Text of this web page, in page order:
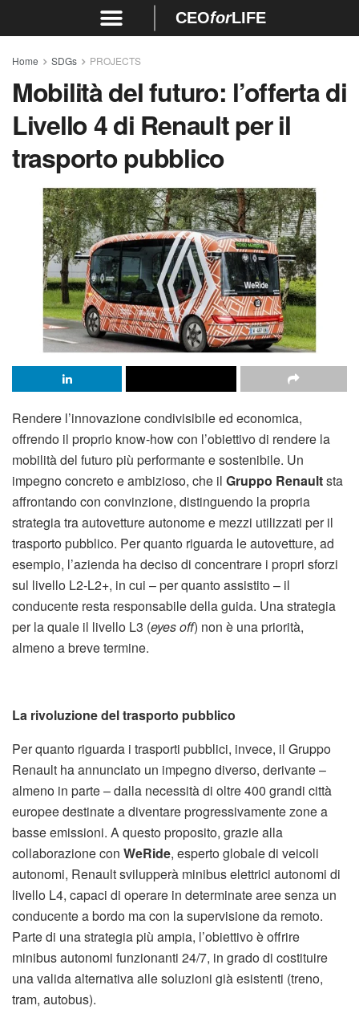
CEOforLIFE
Home SDGs PROJECTS
Mobilità del futuro: l’offerta di
Livello 4 di Renault per il
trasporto pubblico
Rendere l’innovazione condivisibile ed economica,
offrendo il proprio know-how con l’obiettivo di rendere la
mobilità del futuro più performante e sostenibile. Un
impegno concreto e ambizioso, che il Gruppo Renaultsta
affrontando con convinzione, distinguendo la propria
strategia tra autovetture autonome e mezzi utilizzati per il
trasporto pubblico. Per quanto riguarda le autovetture, ad
esempio, l’azienda ha deciso di concentrare i propri sforzi
sul livello L2-L2+, in cui – per quanto assistito – il
conducente resta responsabile della guida. Una strategia
per la quale il livello L3 (eyes off) non è una priorità,
almeno a breve termine.
La rivoluzione del trasporto pubblico
Per quanto riguarda i trasporti pubblici, invece, il Gruppo
Renault ha annunciato un impegno diverso, derivante –
almeno in parte – dalla necessità di oltre 400 grandi città
europee destinate a diventare progressivamente zone a
basse emissioni. A questo proposito, grazie alla
collaborazione con WeRide, esperto globale di veicoli
autonomi, Renault svilupperà minibus elettrici autonomi di
livello L4, capaci di operare in determinate aree senza un
conducente a bordo ma con la supervisione da remoto.
Parte di una strategia più ampia, l’obiettivo è offrire
minibus autonomi funzionanti 24/7, in grado di costituire
una valida alternativa alle soluzioni già esistenti (treno,
tram, autobus).